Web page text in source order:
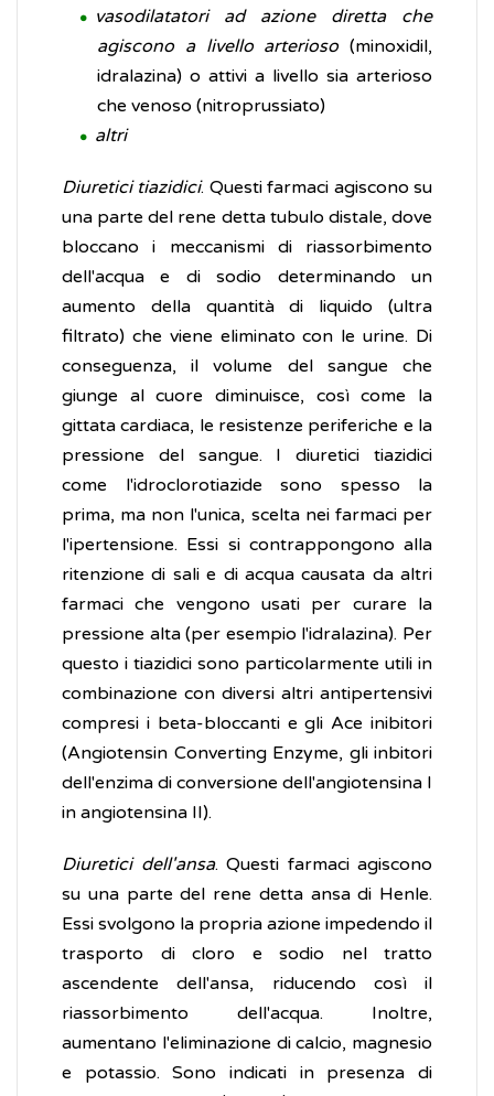
vasodilatatori ad azione diretta che
agiscono a livello arterioso(minoxidil,
idralazina) o attivi a livello sia arterioso
che venoso (nitroprussiato)
altri
Diuretici tiazidici. Questi farmaci agiscono su
una parte del rene detta tubulo distale, dove
bloccano i meccanismi di riassorbimento
dell'acqua e di sodio determinando un
aumento della quantità di liquido (ultra
filtrato) che viene eliminato con le urine. Di
conseguenza, il volume del sangue che
giunge al cuore diminuisce, così come la
gittata cardiaca, le resistenze periferiche e la
pressione del sangue. I diuretici tiazidici
come l'idroclorotiazide sono spesso la
prima, ma non l'unica, scelta nei farmaci per
l'ipertensione. Essi si contrappongono alla
ritenzione di sali e di acqua causata da altri
farmaci che vengono usati per curare la
pressione alta (per esempio l'idralazina). Per
questo i tiazidici sono particolarmente utili in
combinazione con diversi altri antipertensivi
compresi i beta-bloccanti e gli Ace inibitori
(Angiotensin Converting Enzyme, gli inbitori
dell'enzima di conversione dell'angiotensina I
in angiotensina II).
Diuretici dell'ansa. Questi farmaci agiscono
su una parte del rene detta ansa di Henle.
Essi svolgono la propria azione impedendo il
trasporto di cloro e sodio nel tratto
ascendente dell'ansa, riducendo così il
riassorbimento dell'acqua. Inoltre,
aumentano l'eliminazione di calcio, magnesio
e potassio. Sono indicati in presenza di